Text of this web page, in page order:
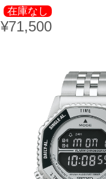
在庫なし
¥71,500